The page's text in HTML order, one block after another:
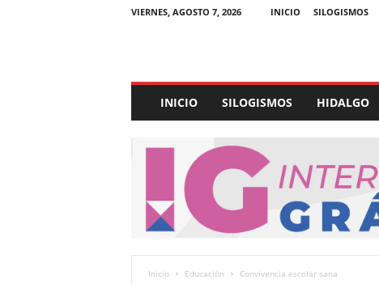
VIERNES, AGOSTO 7, 2026 INICIO SILOGISMOS
p
e
U
INICIO SILOGISMOS HIDALGO
Inicio Educación Convivencia escolar sana